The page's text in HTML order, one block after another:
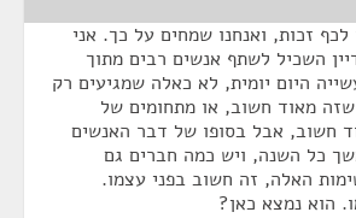
לכף זכות, ואנחנו שמחים על כך. אני
השכיל לשתף אנשים רבים מתוך
היום יומית, לא כאלה שמגיעים רק
מאוד חשוב, או מתחומים של
חשוב, אבל בסופו של דבר האנשים
כל השנה, ויש כמה חברים גם
האלה, זה חשוב בפני עצמו.
הוא נמצא כאן?